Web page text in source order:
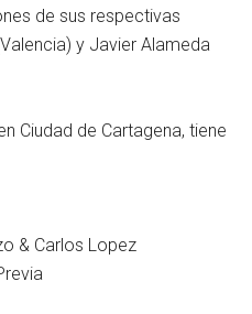
de sus respectivas
y Javier Alameda
Ciudad de Cartagena, tiene
& Carlos Lopez